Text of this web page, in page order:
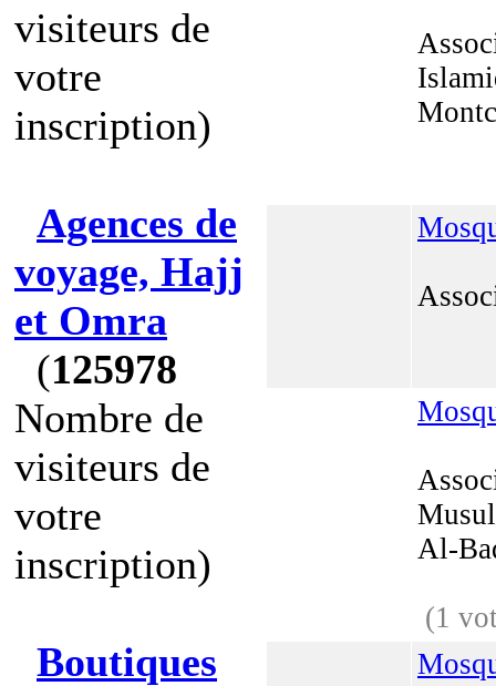
visiteurs de
votre
inscription)
Agences de
voyage, Hajj
et Omra
(125978
Nombre de
visiteurs de
votre
inscription)
Boutiques
Al-
(1